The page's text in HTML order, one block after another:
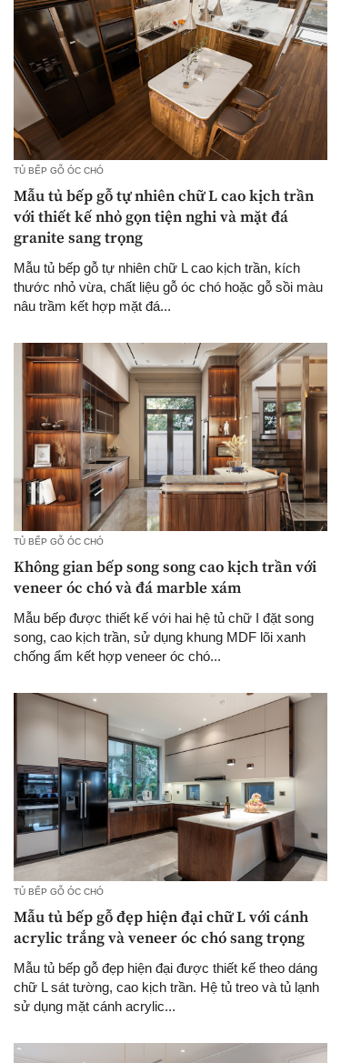
TỦ BẾP GỖ ÓC CHÓ
Mẫu tủ bếp gỗ tự nhiên chữ L cao kịch trần
với thiết kế nhỏ gọn tiện nghi và mặt đá
granite sang trọng
Mẫu tủ bếp gỗ tự nhiên chữ L cao kịch trần, kích
thước nhỏ vừa, chất liệu gỗ óc chó hoặc gỗ sồi màu
nâu trầm kết hợp mặt đá...
TỦ BẾP GỖ ÓC CHÓ
Không gian bếp song song cao kịch trần với
veneer óc chó và đá marble xám
Mẫu bếp được thiết kế với hai hệ tủ chữ I đặt song
song, cao kịch trần, sử dụng khung MDF lõi xanh
chống ẩm kết hợp veneer óc chó...
TỦ BẾP GỖ ÓC CHÓ
Mẫu tủ bếp gỗ đẹp hiện đại chữ L với cánh
acrylic trắng và veneer óc chó sang trọng
Mẫu tủ bếp gỗ đẹp hiện đại được thiết kế theo dáng
chữ L sát tường, cao kịch trần. Hệ tủ treo và tủ lạnh
sử dụng mặt cánh acrylic...